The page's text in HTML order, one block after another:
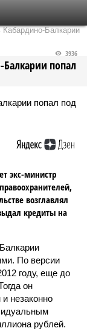
Балкарии
попал
3936
экс-министр
возглавлял
кредиты на
По версии
году, еще до
он
незаконно
рублей.